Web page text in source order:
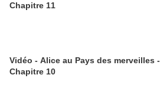
Chapitre 11
Vidéo - Alice au Pays des merveilles -
Chapitre 10